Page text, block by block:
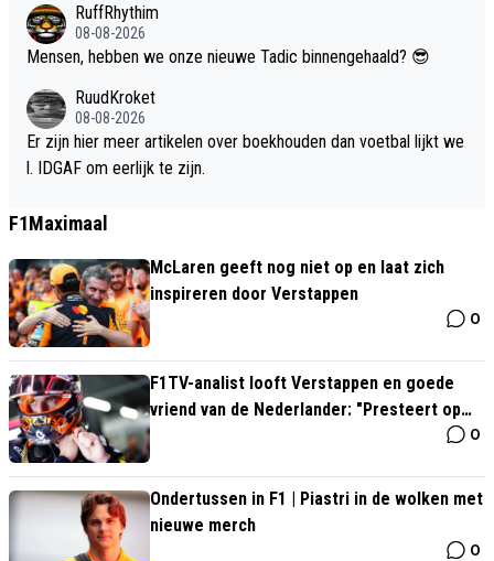
RuffRhythim
08-08-2026
Mensen, hebben we onze nieuwe Tadic binnengehaald? 😎
RuudKroket
08-08-2026
Er zijn hier meer artikelen over boekhouden dan voetbal lijkt we
l. IDGAF om eerlijk te zijn.
F1Maximaal
McLaren geeft nog niet op en laat zich
inspireren door Verstappen
0
F1TV-analist looft Verstappen en goede
vriend van de Nederlander: "Presteert op
0
Ondertussen in F1 | Piastri in de wolken met
nieuwe merch
0